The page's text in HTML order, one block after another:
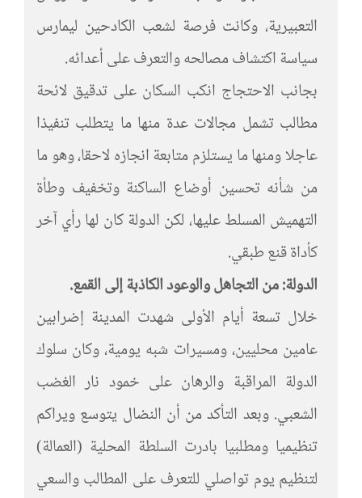
التعبيرية، وكانت فرصة لشعب الكادحين ليمارس
سياسة اكتشاف مصالحه والتعرف على أعدائه.
بجانب الاحتجاج انكب السكان على تدقيق لائحة
مطالب تشمل مجالات عدة منها ما يتطلب تنفيذا
عاجلا ومنها ما يستلزم متابعة انجازه لاحقا، وهو ما
من شأنه تحسين أوضاع الساكنة وتخفيف وطأة
التهميش المسلط عليها، لكن الدولة كان لها رأي آخر
كأداة قنع طبقي.
الدولة: من التجاهل والوعود الكاذبة إلى القمع.
خلال تسعة أيام الأولى شهدت المدينة إضرابين
عامين محليين، ومسيرات شبه يومية، وكان سلوك
الدولة المراقبة والرهان على خمود نار الغضب
الشعبي. وبعد التأكد من أن النضال يتوسع ويراكم
تنظيميا ومطلبيا بادرت السلطة المحلية (العمالة)
لتنظيم يوم تواصلي للتعرف على المطالب والسعي